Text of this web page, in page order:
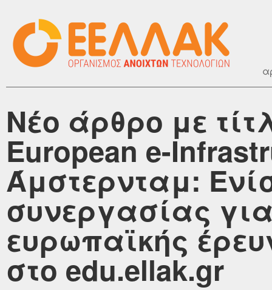
Νέο άρθρο με
European e-
Άμστερνταμ:
συνεργασίας
ευρωπαϊκής
στο edu.ellak.gr